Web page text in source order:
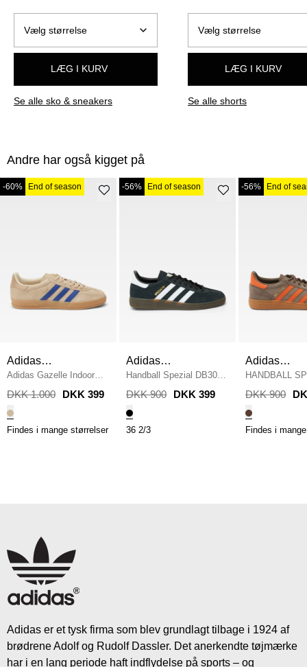
LÆG I KURV
Se alle sko & sneakers
LÆG I KURV
Se alle shorts
Andre har også kigget på
-60% End of season
Adidas
Originals
Adidas Gazelle Indoor
Sko / SAND
DKK 1.000 DKK 399
Findes i mange størrelser
-56% End of season
Adidas
Originals
Handball Spezial DB3021
/ SORT
DKK 900 DKK 399
36 2/3
-56% End of
Adidas
Originals
HANDBALL
JR3846 SKO (0
DKK 900
Findes i
Adidas er et tysk firma som blev grundlagt tilbage i 1924 af
brødrene Adolf og Rudolf Dassler. Det anerkendte tøjmærke
har i en lang periode haft indflydelse på sports – og